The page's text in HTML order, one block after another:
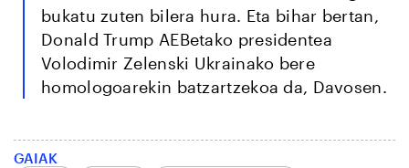
bukatu zuten bilera hura. Eta bihar bertan,
Donald Trump AEBetako presidentea
Volodimir Zelenski Ukrainako bere
homologoarekin batzartzekoa da, Davosen.
GAIAK